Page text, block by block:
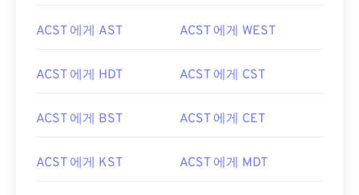
ACST 에게 AST ACST 에게 WEST
ACST 에게 HDT ACST 에게 CST
ACST 에게 BST ACST 에게 CET
ACST 에게 KST ACST 에게 MDT